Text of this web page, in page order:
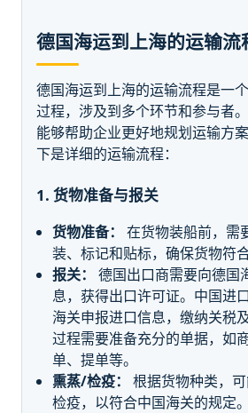
德国海运到上海的运输流
德国海运到上海的运输流程是一
过程，涉及到多个环节和参与者
能够帮助企业更好地规划运输方
下是详细的运输流程：
1. 货物准备与报关
货物准备：
在货物装船前，需
装、标记和贴标，确保货物符
报关：
德国出口商需要向德国
息，获得出口许可证。中国进
海关申报进口信息，缴纳关税
过程需要准备充分的单据，如
单、提单等。
熏蒸/检疫：
根据货物种类，
检疫，以符合中国海关的规定。